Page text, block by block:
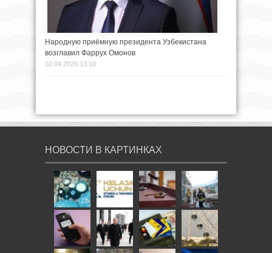
Народную приёмную президента Узбекистана
возглавил Фаррух Омонов
02.04.2026 13:10
НОВОСТИ В КАРТИНКАХ